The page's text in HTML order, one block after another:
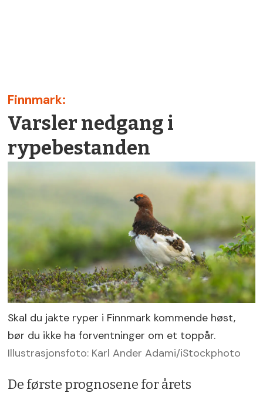
Finnmark:
Varsler nedgang i
rypebestanden
Skal du jakte ryper i Finnmark kommende høst,
bør du ikke ha forventninger om et toppår.
Illustrasjonsfoto: Karl Ander Adami/iStockphoto
De første prognosene for årets